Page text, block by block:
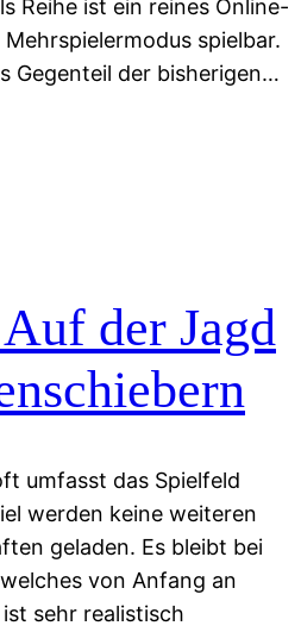
Reihe ist ein reines Online-
spielbar.
Gegenteil der bisherigen…
der Jagd
umfasst das Spielfeld
werden keine weiteren
geladen. Es bleibt bei
von Anfang an
sehr realistisch